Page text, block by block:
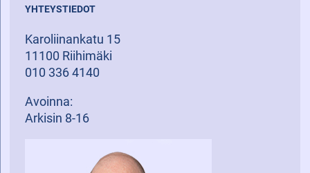
YHTEYSTIEDOT
Karoliinankatu 15
11100 Riihimäki
010 336 4140
Avoinna:
Arkisin 8-16